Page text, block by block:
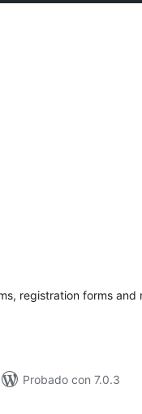
registration forms and
Probado con 7.0.3